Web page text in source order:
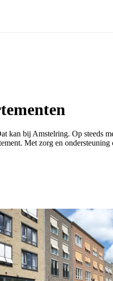
kan bij Amstelring. Op steeds
Met zorg en